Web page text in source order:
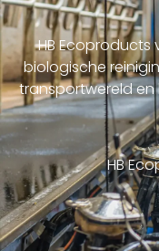
HB Ecoproducts
biologische
transportwereld
HB